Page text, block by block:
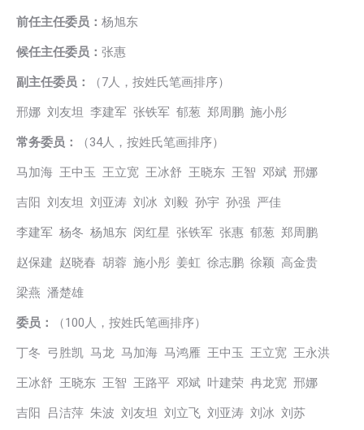
前任主任委员： 杨旭东
候任主任委员： 张惠
副主任委员： （7人，按姓氏笔画排序）
邢娜 刘友坦 李建军 张铁军 郁葱 郑周鹏 施小彤
常务委员： （34人，按姓氏笔画排序）
马加海 王中玉 王立宽 王冰舒 王晓东 王智 邓斌 邢娜
吉阳 刘友坦 刘亚涛 刘冰 刘毅 孙宇 孙强 严佳
李建军 杨冬 杨旭东 闵红星 张铁军 张惠 郁葱 郑周鹏
赵保建 赵晓春 胡蓉 施小彤 姜虹 徐志鹏 徐颖 高金贵
梁燕 潘楚雄
委员： （100人，按姓氏笔画排序）
丁冬 弓胜凯 马龙 马加海 马鸿雁 王中玉 王立宽 王永洪
王冰舒 王晓东 王智 王路平 邓斌 叶建荣 冉龙宽 邢娜
吉阳 吕洁萍 朱波 刘友坦 刘立飞 刘亚涛 刘冰 刘苏